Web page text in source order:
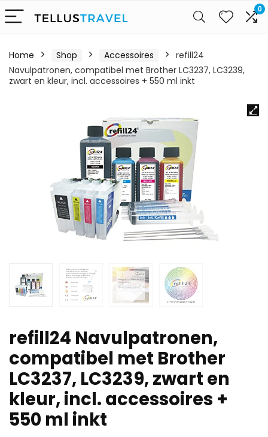
0
Home Shop Accessoires
refill24
Navulpatronen, compatibel met Brother LC3237, LC3239,
zwart en kleur, incl. accessoires + 550 ml inkt
refill24 Navulpatronen,
compatibel met Brother
LC3237, LC3239, zwart en
kleur, incl. accessoires +
550 ml inkt